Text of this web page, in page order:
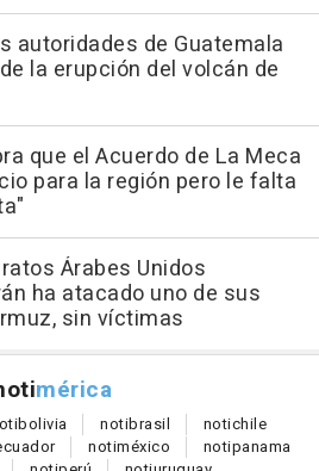
autoridades de Guatemala
la erupción del volcán de
que el Acuerdo de La Meca
para la región pero le falta
Árabes Unidos
ha atacado uno de sus
sin víctimas
mérica
bolivia notibrasil notichile
notiméxico notipanama